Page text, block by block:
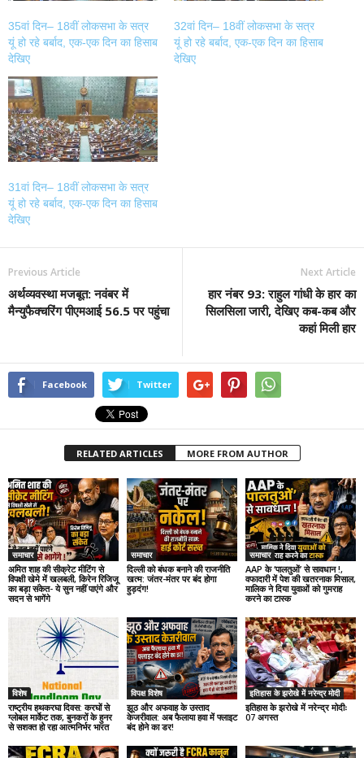
35वां दिन– 18वीं लोकसभा के सत्र
यूं हो रहे बर्बाद, एक-एक दिन का हिसाब
देखिए
32वां दिन– 18वीं लोकसभा के सत्र
यूं हो रहे बर्बाद, एक-एक दिन का हिसाब
देखिए
31वां दिन– 18वीं लोकसभा के सत्र
यूं हो रहे बर्बाद, एक-एक दिन का हिसाब
देखिए
Previous Article
अर्थव्यवस्था मजबूत: नवंबर में
मैन्युफैक्चरिंग पीएमआई 56.5 पर पहुंचा
Next Article
हार नंबर 93: राहुल गांधी के हार का
सिलसिला जारी, देखिए कब-कब और
कहां मिली हार
Facebook Twitter
RELATED ARTICLES MORE FROM AUTHOR
समाचार
अमित शाह की सीक्रेट मीटिंग से
विपक्षी खेमे में खलबली, किरेन रिजिजू
का बड़ा संकेत- ये सुन नहीं पाएंगे और
सदन से भागेंगे
समाचार
दिल्ली को बंधक बनाने की राजनीति
खत्म: जंतर-मंतर पर बंद होगा
हुड़दंग!
समाचार
AAP के ‘पालतुओं’ से सावधान !,
वफादारी में पेश की खतरनाक मिसाल,
मालिक ने दिया युवाओं को गुमराह
करने का टास्क
विशेष
राष्ट्रीय हथकरघा दिवस: करघों से
ग्लोबल मार्केट तक, बुनकरों के हुनर
से सशक्त हो रहा आत्मनिर्भर भारत
विपक्ष विशेष
झूठ और अफवाह के उस्ताद
केजरीवाल: अब फैलाया हवा में फ्लाइट
बंद होने का डर!
इतिहास के झरोखे में नरेन्द्र मोदी
इतिहास के झरोखे में नरेन्द्र मोदीः
07 अगस्त